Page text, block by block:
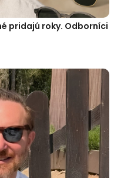
pridajú roky. Odborníci